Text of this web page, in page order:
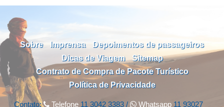
Sobre Imprensa
Depoimentos de passageiros
Dicas de Viagem
Sitemap
Contrato de Compra de Pacote Turístico
Política de Privacidade
Contato: Telefone 11 3042 3383 / Whatsapp 11 93027